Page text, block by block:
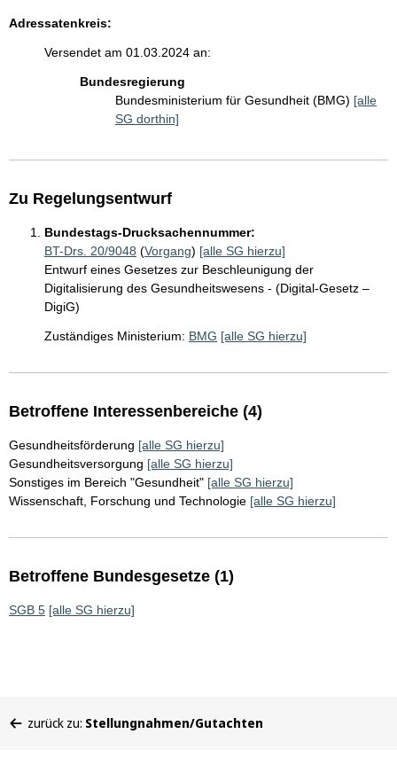
Adressatenkreis:
Versendet am 01.03.2024 an:
Bundesregierung
Bundesministerium für Gesundheit (BMG) [alle
SG dorthin]
Zu Regelungsentwurf
Bundestags-Drucksachennummer:
BT-Drs. 20/9048 (Vorgang) [alle SG hierzu]
Entwurf eines Gesetzes zur Beschleunigung der
Digitalisierung des Gesundheitswesens - (Digital-Gesetz –
DigiG)
Zuständiges Ministerium: BMG [alle SG hierzu]
Betroffene Interessenbereiche (4)
Gesundheitsförderung [alle SG hierzu]
Gesundheitsversorgung [alle SG hierzu]
Sonstiges im Bereich "Gesundheit" [alle SG hierzu]
Wissenschaft, Forschung und Technologie [alle SG hierzu]
Betroffene Bundesgesetze (1)
SGB 5 [alle SG hierzu]
befinden
zurück zu: Stellungnahmen/Gutachten